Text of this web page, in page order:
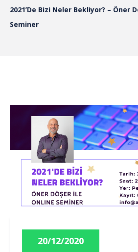
2021’de Bizi Neler Bekliyor? – Öner
Seminer
20/12/2020